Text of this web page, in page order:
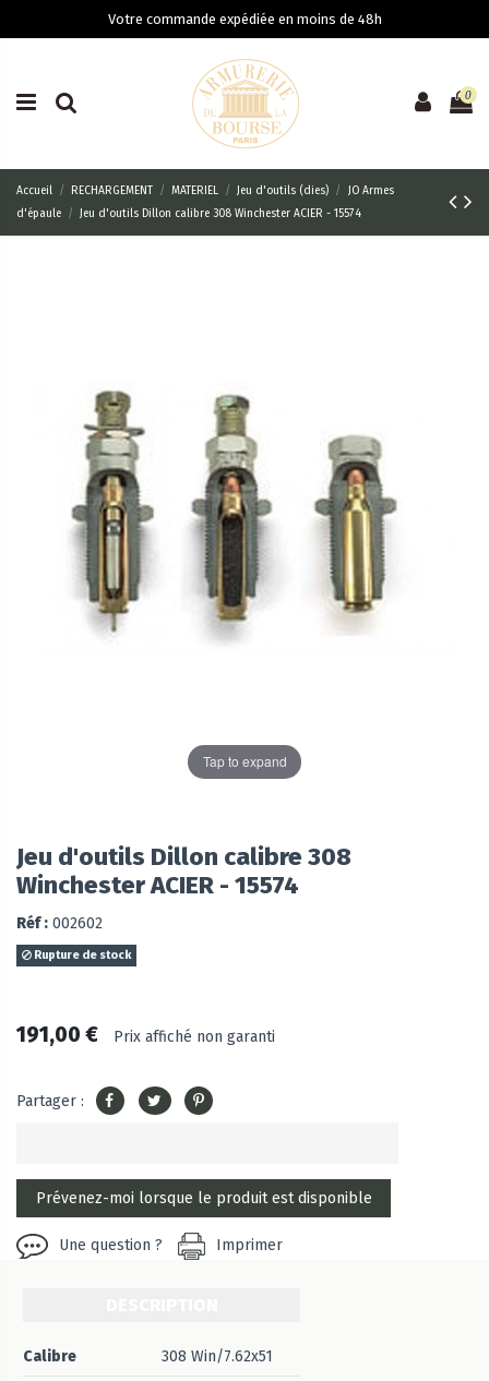
Votre commande expédiée en moins de 48h
0
Accueil RECHARGEMENT MATERIEL Jeu d'outils (dies)
JO Armes
d'épaule
Jeu d'outils Dillon calibre 308 Winchester ACIER - 15574
Tap to expand
Jeu d'outils Dillon calibre 308
Winchester ACIER - 15574
Réf : 002602
Rupture de stock
191,00 € Prix affiché non garanti
Partager :
Une question ? Imprimer
Calibre 308 Win/7.62x51